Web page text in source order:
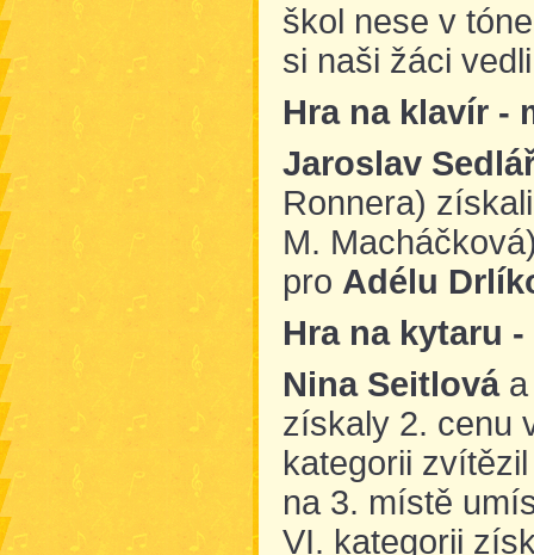
škol nese v
si naši žáci
Hra na klavír -
Jaroslav
Ronnera)
M.
pro Adélu
Hra na kytaru
Nina Seitlová
získaly 2. cenu
kategorii
na 3. místě
VI. kategorii